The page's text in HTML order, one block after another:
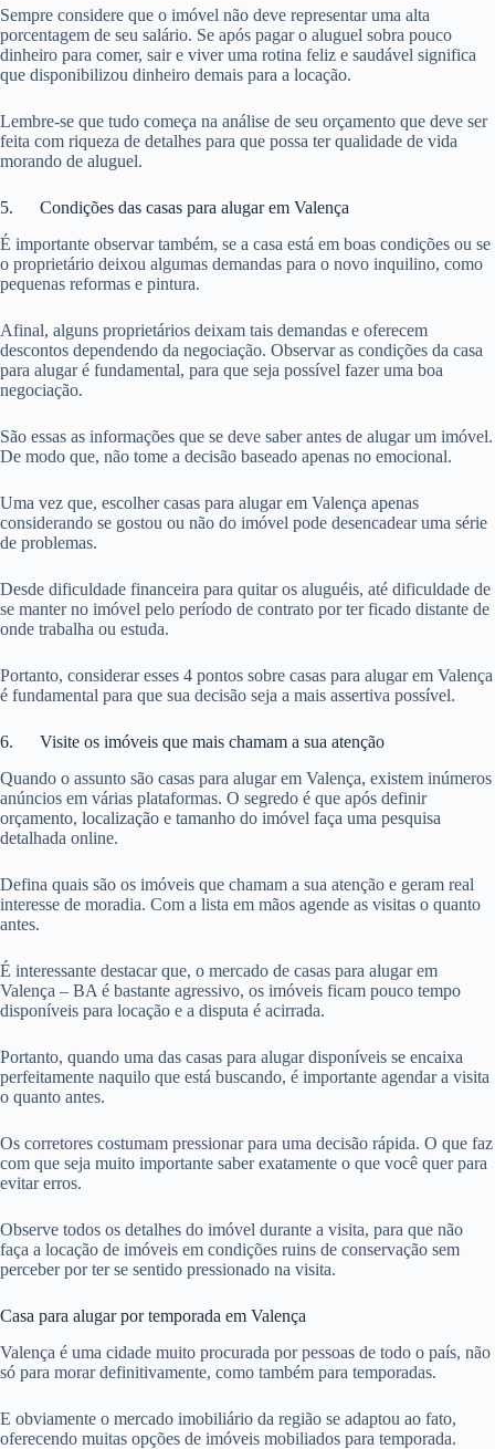
Sempre considere que o imóvel não deve representar uma alta
porcentagem de seu salário. Se após pagar o aluguel sobra pouco
dinheiro para comer, sair e viver uma rotina feliz e saudável significa
que disponibilizou dinheiro demais para a locação.
Lembre-se que tudo começa na análise de seu orçamento que deve ser
feita com riqueza de detalhes para que possa ter qualidade de vida
morando de aluguel.
5. Condições das casas para alugar em Valença
É importante observar também, se a casa está em boas condições ou se
o proprietário deixou algumas demandas para o novo inquilino, como
pequenas reformas e pintura.
Afinal, alguns proprietários deixam tais demandas e oferecem
descontos dependendo da negociação. Observar as condições da casa
para alugar é fundamental, para que seja possível fazer uma boa
negociação.
São essas as informações que se deve saber antes de alugar um imóvel.
De modo que, não tome a decisão baseado apenas no emocional.
Uma vez que, escolher casas para alugar em Valença apenas
considerando se gostou ou não do imóvel pode desencadear uma série
de problemas.
Desde dificuldade financeira para quitar os aluguéis, até dificuldade de
se manter no imóvel pelo período de contrato por ter ficado distante de
onde trabalha ou estuda.
Portanto, considerar esses 4 pontos sobre casas para alugar em Valença
é fundamental para que sua decisão seja a mais assertiva possível.
6. Visite os imóveis que mais chamam a sua atenção
Quando o assunto são casas para alugar em Valença, existem inúmeros
anúncios em várias plataformas. O segredo é que após definir
orçamento, localização e tamanho do imóvel faça uma pesquisa
detalhada online.
Defina quais são os imóveis que chamam a sua atenção e geram real
interesse de moradia. Com a lista em mãos agende as visitas o quanto
antes.
É interessante destacar que, o mercado de casas para alugar em
Valença – BA é bastante agressivo, os imóveis ficam pouco tempo
disponíveis para locação e a disputa é acirrada.
Portanto, quando uma das casas para alugar disponíveis se encaixa
perfeitamente naquilo que está buscando, é importante agendar a visita
o quanto antes.
Os corretores costumam pressionar para uma decisão rápida. O que faz
com que seja muito importante saber exatamente o que você quer para
evitar erros.
Observe todos os detalhes do imóvel durante a visita, para que não
faça a locação de imóveis em condições ruins de conservação sem
perceber por ter se sentido pressionado na visita.
Casa para alugar por temporada em Valença
Valença é uma cidade muito procurada por pessoas de todo o país, não
só para morar definitivamente, como também para temporadas.
E obviamente o mercado imobiliário da região se adaptou ao fato,
oferecendo muitas opções de imóveis mobiliados para temporada.